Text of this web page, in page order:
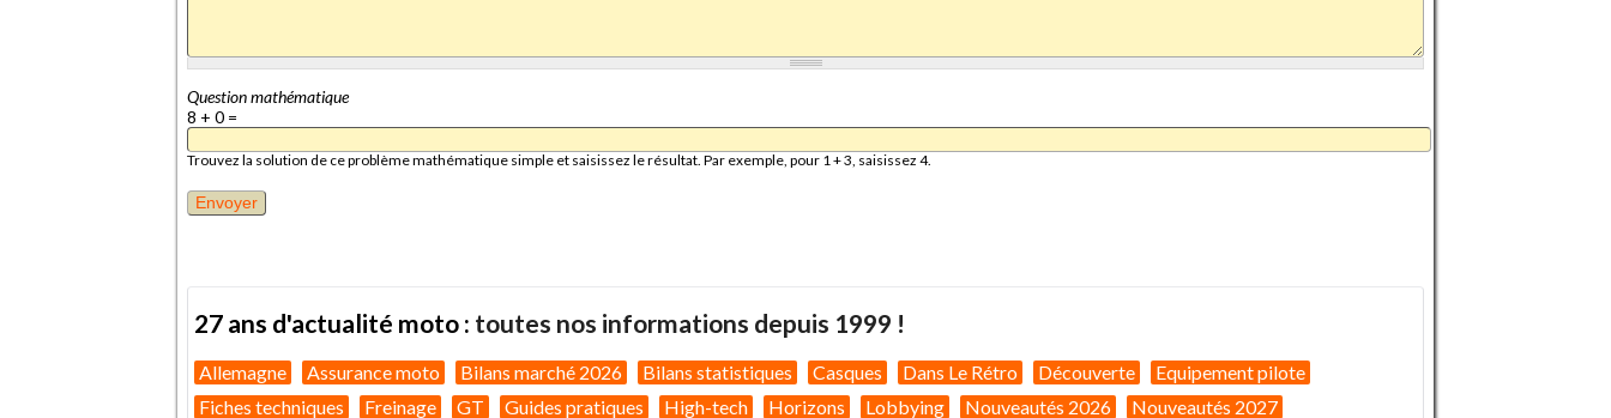
Question mathématique
8 + 0 =
Trouvez la solution de ce problème mathématique simple et saisissez le résultat. Par exemple, pour 1 + 3, saisissez 4.
27 ans d'actualité moto : toutes nos informations depuis 1999 !
Allemagne Assurance moto Bilans marché 2026 Bilans statistiques Casques Dans Le Rétro Découverte
Equipement pilote
Fiches techniques
Freinage GT Guides pratiques High-tech Horizons Lobbying Nouveautés 2026 Nouveautés 2027